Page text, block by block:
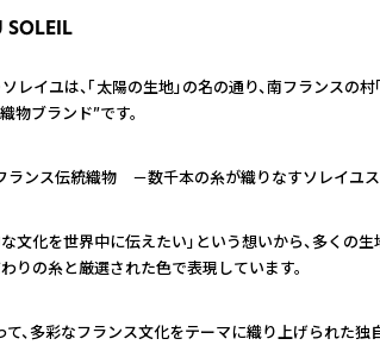
SOLEIL
ソレイユは、「太陽の生地」の名の通り、南フランスの
物ブランド”です。
ランス伝統織物 －数千本の糸が織りなすソレイユ
文化を世界中に伝えたい」という想いから、多くの
りの糸と厳選された色で表現しています。
、多彩なフランス文化をテーマに織り上げられた独